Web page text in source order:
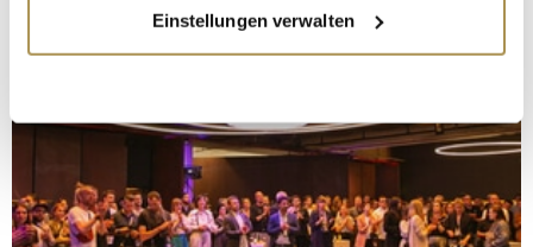
Informationen über Ihre geografische Lage
erfassen, welche bis auf einige Meter genau sein
bestimmten Merkmalen (Fingerprinting) identifizieren
Erfahren Sie mehr darüber, wie Ihre persönlichen Daten
verarbeitet werden, und legen Sie Ihre Präferenzen im
Abschnitt Einzelheitenfest.
Einstellungen verwalten